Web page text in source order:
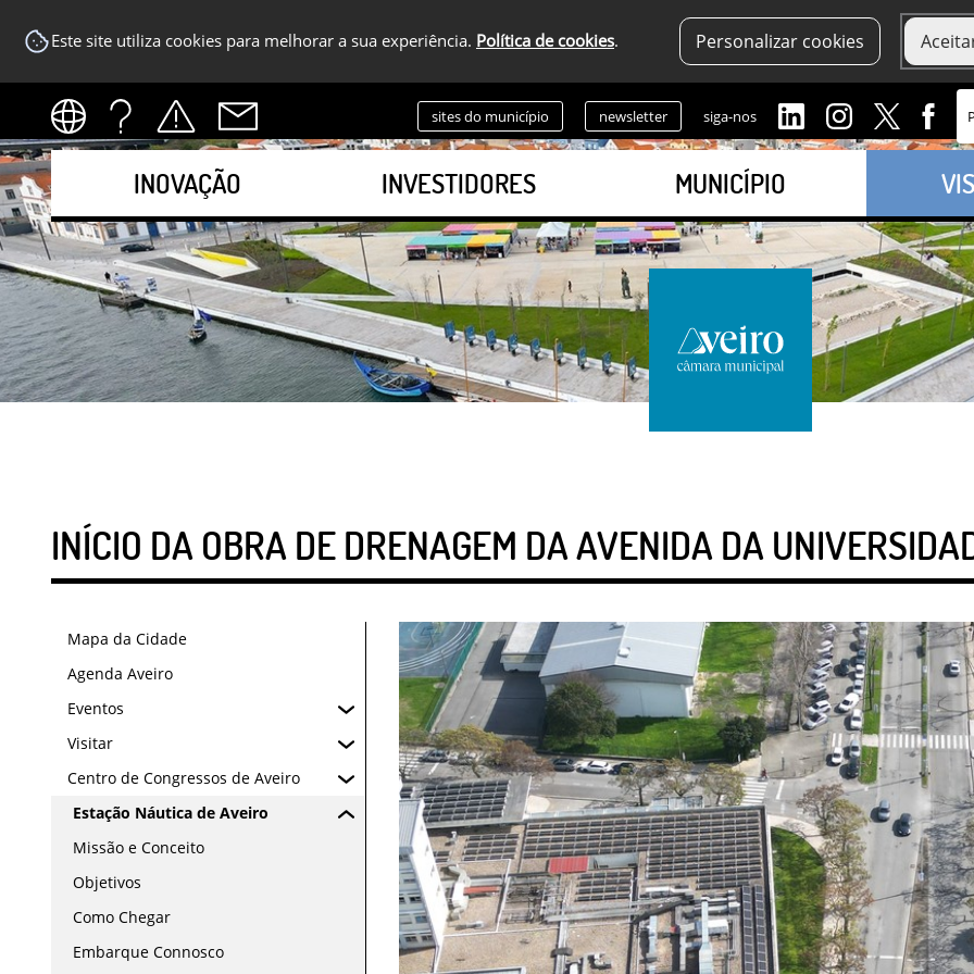
Este site utiliza cookies para melhorar a sua experiência. Política de cookies. Personalizar cookies
sites do município newsletter siga-nos
INOVAÇÃO INVESTIDORES MUNICÍPIO
INÍCIO DA OBRA DE DRENAGEM DA AVENIDA DA
Mapa da Cidade
Agenda Aveiro
Eventos
Visitar
Centro de Congressos de Aveiro
Estação Náutica de Aveiro
Missão e Conceito
Objetivos
Como Chegar
Embarque Connosco